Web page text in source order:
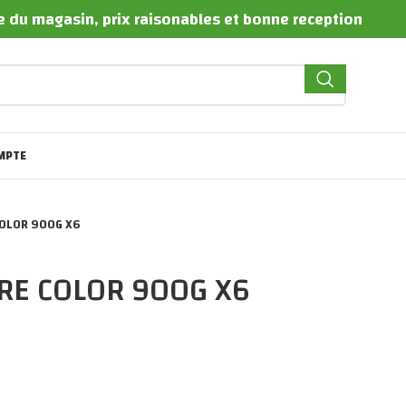
magasin, prix raisonables et bonne reception
900G X6
COLOR 900G X6